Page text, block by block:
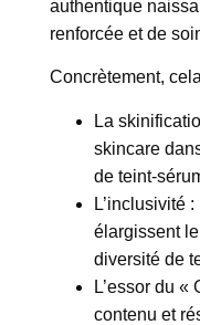
authentique
renforcée et de
Concrètement,
La
skincare
de teint-
L’inclusivité
élargissent
diversité de
L’essor du
contenu et